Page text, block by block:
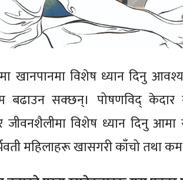
खानपानमा विशेष ध्यान दिनु
बढाउन सक्छन्। पोषणविद् केदार
विशेष ध्यान दिनु आमा
महिलाहरू खासगरी काँचो तथा